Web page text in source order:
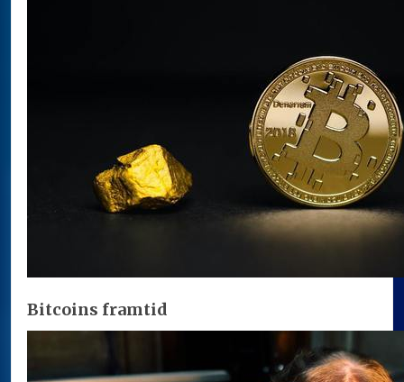
Bitcoins framtid